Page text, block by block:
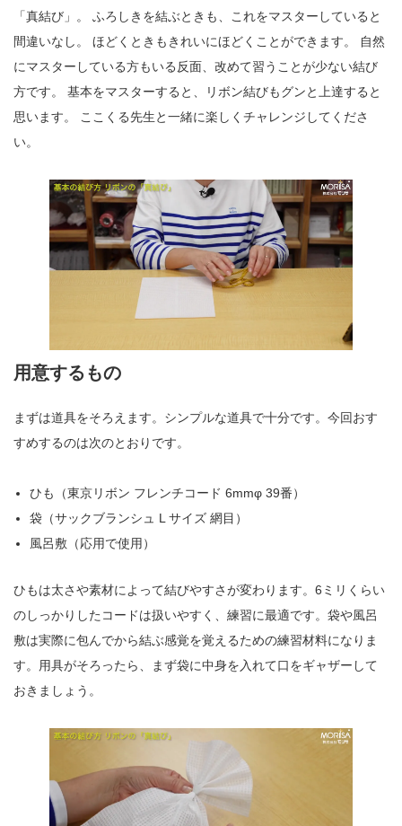
「真結び」。 ふろしきを結ぶときも、これをマスターしていると
間違いなし。 ほどくときもきれいにほどくことができます。 自然
にマスターしている方もいる反面、改めて習うことが少ない結び
方です。 基本をマスターすると、リボン結びもグンと上達すると
思います。 ここくる先生と一緒に楽しくチャレンジしてくださ
い。
用意するもの
まずは道具をそろえます。シンプルな道具で十分です。今回おす
すめするのは次のとおりです。
ひも（東京リボン フレンチコード 6mmφ 39番）
袋（サックブランシュ L サイズ 網目）
風呂敷（応用で使用）
ひもは太さや素材によって結びやすさが変わります。6ミリくらい
のしっかりしたコードは扱いやすく、練習に最適です。袋や風呂
敷は実際に包んでから結ぶ感覚を覚えるための練習材料になりま
す。用具がそろったら、まず袋に中身を入れて口をギャザーして
おきましょう。